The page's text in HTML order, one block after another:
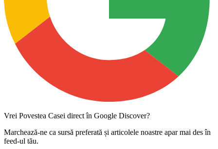
Vrei Povestea Casei direct în Google Discover?
Marchează-ne ca sursă preferată și articolele noastre apar mai des în
feed-ul tău.